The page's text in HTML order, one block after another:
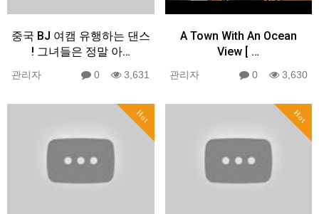
중국 BJ 여캠 유행하는 댄스
! 그녀들은 정말 아…
관리자 0 3,631
A Town With An Ocean
View [ …
관리자 0 3,630
Hot Hot